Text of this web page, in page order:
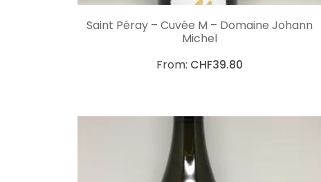
CHOIX DES OPTIONS
Saint Péray – Cuvée M – Domaine Johann
Michel
From: CHF39.80